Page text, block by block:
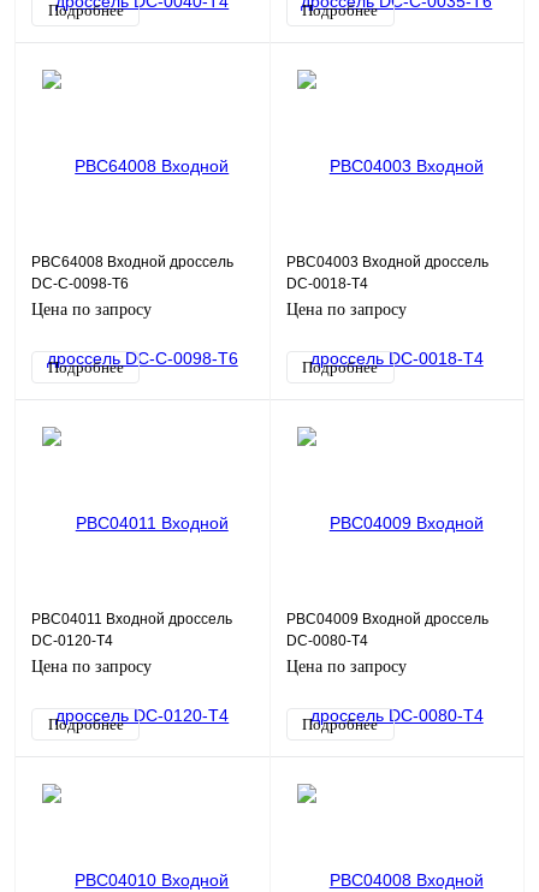
Подробнее Подробнее
PBC64008 Входной дроссель
DC-C-0098-T6
Цена по запросу
Подробнее
PBC04003 Входной дроссель
DC-0018-T4
Цена по запросу
Подробнее
PBC04011 Входной дроссель
DC-0120-T4
Цена по запросу
Подробнее
PBC04009 Входной дроссель
DC-0080-T4
Цена по запросу
Подробнее